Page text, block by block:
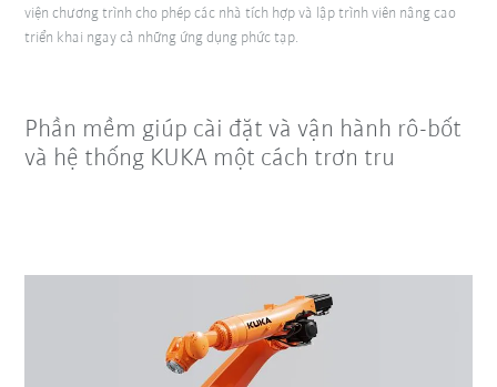
viện chương trình cho phép các nhà tích hợp và lập trình viên nâng cao
triển khai ngay cả những ứng dụng phức tạp.
Phần mềm giúp cài đặt và vận hành rô-bốt
và hệ thống KUKA một cách trơn tru